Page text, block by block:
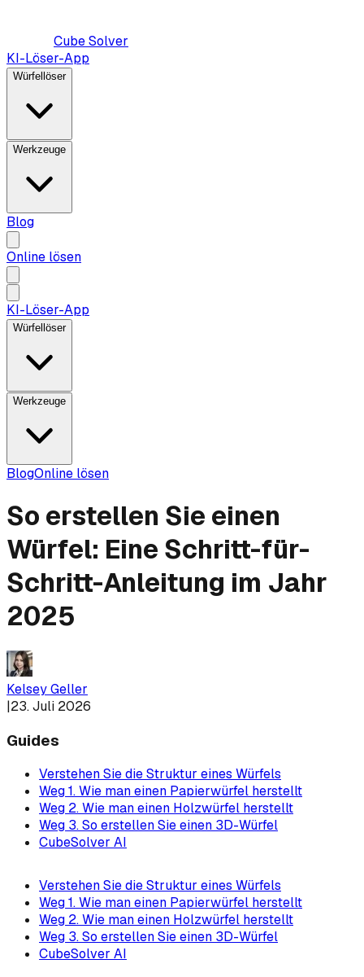
Cube Solver
KI-Löser-App
Würfellöser
Werkzeuge
Blog
Online lösen
KI-Löser-App
Würfellöser
Werkzeuge
BlogOnline lösen
So erstellen Sie einen
Würfel: Eine Schritt-für-
Schritt-Anleitung im Jahr
2025
Kelsey Geller
|23. Juli 2026
Guides
Verstehen Sie die Struktur eines Würfels
Weg 1. Wie man einen Papierwürfel herstellt
Weg 2. Wie man einen Holzwürfel herstellt
Weg 3. So erstellen Sie einen 3D-Würfel
CubeSolver AI
Verstehen Sie die Struktur eines Würfels
Weg 1. Wie man einen Papierwürfel herstellt
Weg 2. Wie man einen Holzwürfel herstellt
Weg 3. So erstellen Sie einen 3D-Würfel
CubeSolver AI